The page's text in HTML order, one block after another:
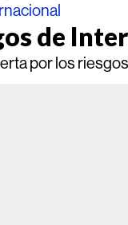
de
por los